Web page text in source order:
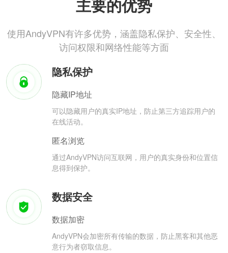
主要的优势
使用AndyVPN有许多优势，涵盖隐私保护、安全性、
访问权限和网络性能等方面
隐私保护
隐藏IP地址
可以隐藏用户的真实IP地址，防止第三方追踪用户的
在线活动。
匿名浏览
通过AndyVPN访问互联网，用户的真实身份和位置信
息得到保护。
数据安全
数据加密
AndyVPN会加密所有传输的数据，防止黑客和其他恶
意行为者窃取信息。